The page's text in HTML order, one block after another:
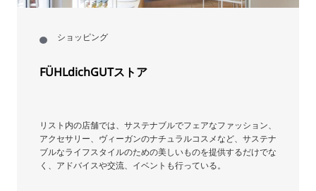
ショッピング
FÜHLdichGUTストア
リスト内の店舗では、サステナブルでフェアなファッション、
アクセサリー、ヴィーガンのナチュラルコスメなど、サステナ
ブルなライフスタイルのための美しいものを提供するだけでな
く、アドバイスや交流、イベントも行っている。